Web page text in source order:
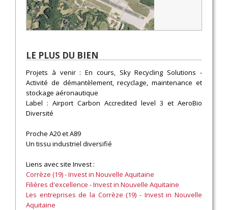
LE PLUS DU BIEN
Projets à venir : En cours, Sky Recycling Solutions -
Activité de démantèlement, recyclage, maintenance et
stockage aéronautique
Label : Airport Carbon Accredited level 3 et AeroBio
Diversité
Proche A20 et A89
Un tissu industriel diversifié
Liens avec site Invest :
Corrèze (19) - Invest in Nouvelle Aquitaine
Filières d'excellence - Invest in Nouvelle Aquitaine
Les entreprises de la Corrèze (19) - Invest in Nouvelle
Aquitaine